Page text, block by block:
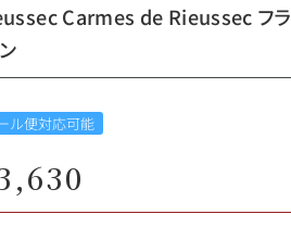
Carmes de Rieussec フラ
ル便対応可能